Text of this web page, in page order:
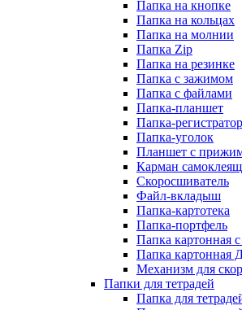
Папка на кнопке
Папка на кольцах
Папка на молнии
Папка Zip
Папка на резинке
Папка с зажимом
Папка с файлами
Папка-планшет
Папка-регистратор
Папка-уголок
Планшет с
Карман
Скоросшиватель
Файл-вкладыш
Папка-картотека
Папка-портфель
Папка картонная с
Папка картонная
Механизм для
Папки для тетрадей
Папка для